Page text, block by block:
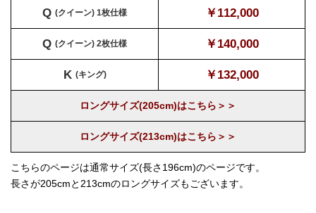
Q (クイーン) 1枚仕様 ￥112,000
Q (クイーン) 2枚仕様 ￥140,000
K (キング) ￥132,000
ロングサイズ(205cm)はこちら＞＞
ロングサイズ(213cm)はこちら＞＞
こちらのページは通常サイズ(長さ196cm)のページです。
長さが205cmと213cmのロングサイズもございます。